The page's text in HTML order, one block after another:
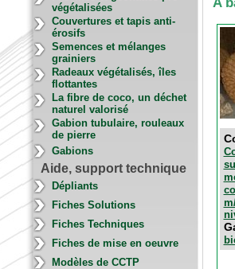
végétalisées
Couvertures et tapis anti-
érosifs
Semences et mélanges
grainiers
Radeaux végétalisés, îles
flottantes
La fibre de coco, un déchet
naturel valorisé
Gabion tubulaire, rouleaux
de pierre
Gabions
Aide, support technique
Dépliants
Fiches Solutions
Fiches Techniques
Fiches de mise en oeuvre
Modèles de CCTP
A